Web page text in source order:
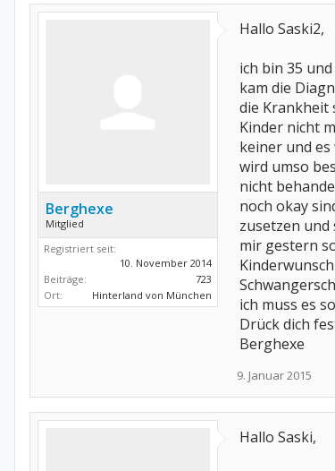
Berghexe
Mitglied
Registriert seit:
10. November 2014
Beiträge:
723
Ort:
Hinterland von München
Hallo Saski2,
ich bin 35
kam die
die Krankheit
Kinder nicht
keiner und
wird umso
nicht
noch okay
zusetzen und
mir gestern
ich muss es
Drück dich
Berghexe
9. Januar 2015
Hallo Saski,